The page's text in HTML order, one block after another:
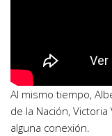
Al mismo tiempo,
de la Nación,
alguna conexión.